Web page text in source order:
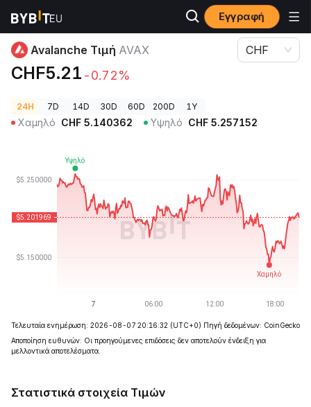
Εγγραφή
Τιμές Κρυπτονομισμάτων Avalanche Τιμή AVAX
Avalanche Τιμή AVAX
CHF5.21 -0.72%
CHF
24H 7D 14D 30D 60D 200D 1Y
Χαμηλό CHF 5.140362 Υψηλό CHF 5.257152
Τελευταία ενημέρωση: 2026-08-07 20:16:32 (UTC+0) Πηγή δεδομένων: CoinGecko
Αποποίηση ευθυνών: Οι προηγούμενες επιδόσεις δεν αποτελούν ένδειξη για
μελλοντικά αποτελέσματα.
Στατιστικά στοιχεία Τιμών